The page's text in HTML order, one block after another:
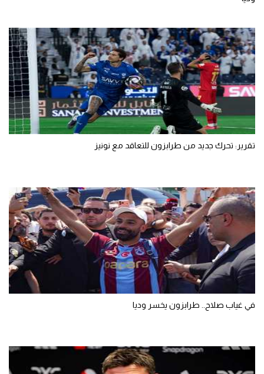
تقرير: تحرك جديد من طرابزون للتعاقد مع نونيز
في غياب صلاح.. طرابزون يخسر وديا